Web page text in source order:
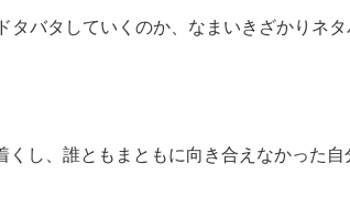
バタしていくのか、なまいきざかりネ
し、誰ともまともに向き合えなかった自